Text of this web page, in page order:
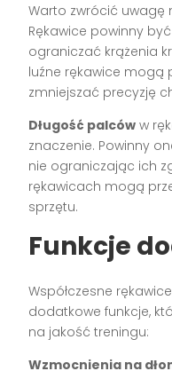
Warto zwrócić uwagę
Rękawice powinny
ograniczać krążenia
luźne rękawice
zmniejszać precyzję
Długość palców w
znaczenie. Powinny
nie ograniczając ich
rękawicach mogą
sprzętu.
Funkcje
Współczesne
dodatkowe funkcje,
na jakość treningu:
Wzmocnienia na